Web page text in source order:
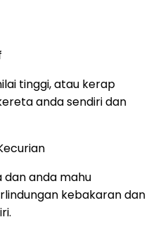
tinggi, atau kerap
anda sendiri dan
anda mahu
kebakaran dan